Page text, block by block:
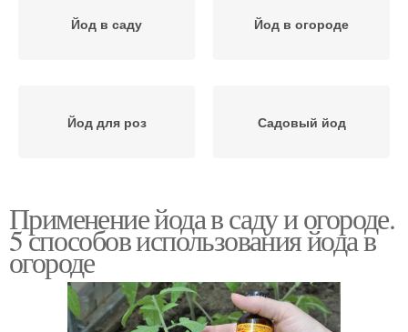
Йод в саду Йод в огороде
Йод для роз Садовый йод
Применение йода в саду и огороде.
5 способов использования йода в
огороде